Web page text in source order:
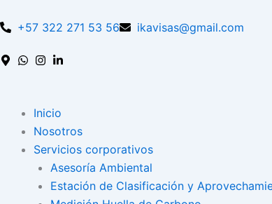
to +57 322 271 53 56 ikavisas@gmail.com
Inicio
Nosotros
Servicios corporativos
Asesoría Ambiental
Estación de Clasificación y